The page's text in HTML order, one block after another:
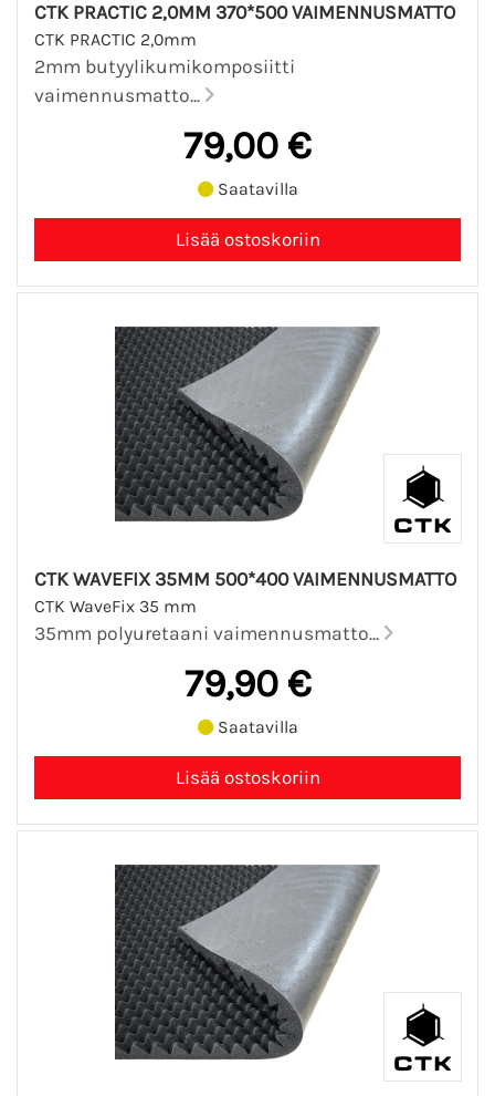
CTK PRACTIC 2,0MM 370*500 VAIMENNUSMATTO
CTK PRACTIC 2,0mm
2mm butyylikumikomposiitti
vaimennusmatto...
79,00 €
Saatavilla
CTK WAVEFIX 35MM 500*400 VAIMENNUSMATTO
CTK WaveFix 35 mm
35mm polyuretaani vaimennusmatto...
79,90 €
Saatavilla